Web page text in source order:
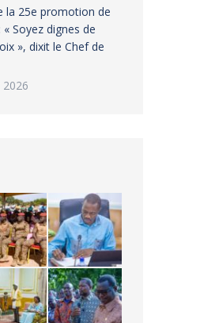
la 25e promotion de
« Soyez dignes de
», dixit le Chef de